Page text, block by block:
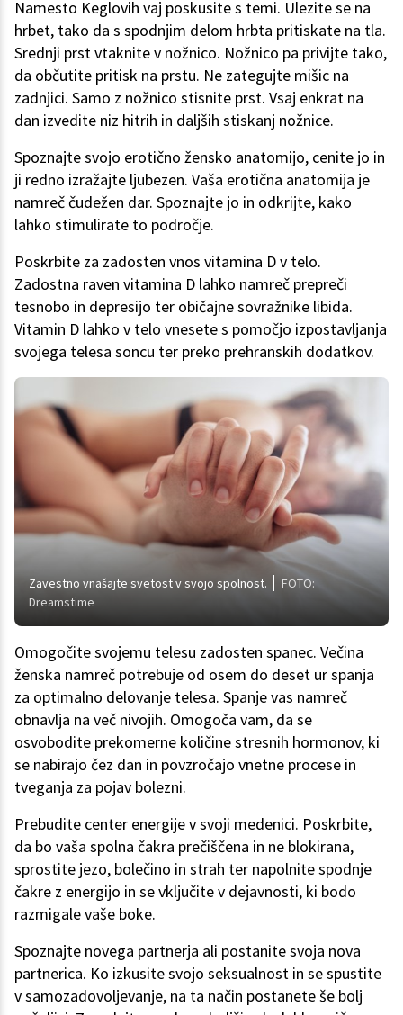
Namesto Keglovih vaj poskusite s temi. Ulezite se na
hrbet, tako da s spodnjim delom hrbta pritiskate na tla.
Srednji prst vtaknite v nožnico. Nožnico pa privijte tako,
da občutite pritisk na prstu. Ne zategujte mišic na
zadnjici. Samo z nožnico stisnite prst. Vsaj enkrat na
dan izvedite niz hitrih in daljših stiskanj nožnice.
Spoznajte svojo erotično žensko anatomijo, cenite jo in
ji redno izražajte ljubezen. Vaša erotična anatomija je
namreč čudežen dar. Spoznajte jo in odkrijte, kako
lahko stimulirate to področje.
Poskrbite za zadosten vnos vitamina D v telo.
Zadostna raven vitamina D lahko namreč prepreči
tesnobo in depresijo ter običajne sovražnike libida.
Vitamin D lahko v telo vnesete s pomočjo izpostavljanja
svojega telesa soncu ter preko prehranskih dodatkov.
Zavestno vnašajte svetost v svojo spolnost.
FOTO:
Dreamstime
Omogočite svojemu telesu zadosten spanec. Večina
ženska namreč potrebuje od osem do deset ur spanja
za optimalno delovanje telesa. Spanje vas namreč
obnavlja na več nivojih. Omogoča vam, da se
osvobodite prekomerne količine stresnih hormonov, ki
se nabirajo čez dan in povzročajo vnetne procese in
tveganja za pojav bolezni.
Prebudite center energije v svoji medenici. Poskrbite,
da bo vaša spolna čakra prečiščena in ne blokirana,
sprostite jezo, bolečino in strah ter napolnite spodnje
čakre z energijo in se vključite v dejavnosti, ki bodo
razmigale vaše boke.
Spoznajte novega partnerja ali postanite svoja nova
partnerica. Ko izkusite svojo seksualnost in se spustite
v samozadovoljevanje, na ta način postanete še bolj